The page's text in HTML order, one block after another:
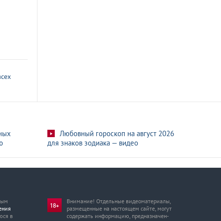
Любовный гороскоп на август 2026
для знаков зодиака — видео
в
Внимание! Отдельные видеоматериалы,
размещенные на настоящем сайте, могут
содержать информацию, предназначен­